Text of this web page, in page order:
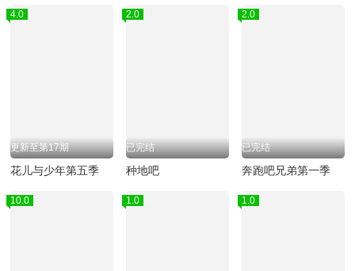
4.0
更新至第17期
花儿与少年第五季
2.0
已完结
种地吧
2.0
已完结
奔跑吧兄弟第一季
10.0 1.0 1.0